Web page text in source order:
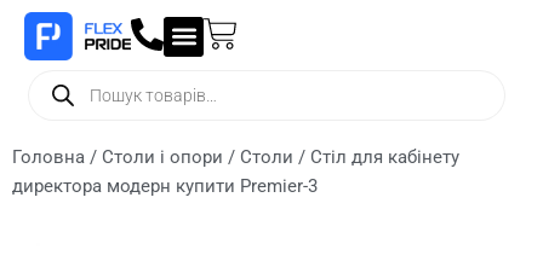
Головна / Столи і опори / Столи / Стіл для кабінету
директора модерн купити Premier-3